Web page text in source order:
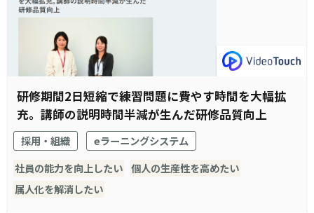
研修期間2日短縮で練習問題に費やす時間を大幅拡
充。講師の説明時間半減が生んだ研修品質向上
採用・組織
eラーニングシステム
社員の能力を向上したい 個人の生産性を高めたい
属人化を解消したい